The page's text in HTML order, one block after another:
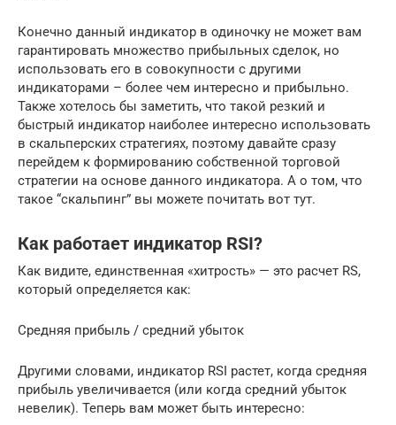
Конечно данный индикатор в одиночку не может вам
гарантировать множество прибыльных сделок, но
использовать его в совокупности с другими
индикаторами – более чем интересно и прибыльно.
Также хотелось бы заметить, что такой резкий и
быстрый индикатор наиболее интересно использовать
в скальперских стратегиях, поэтому давайте сразу
перейдем к формированию собственной торговой
стратегии на основе данного индикатора. А о том, что
такое “скальпинг” вы можете почитать вот тут.
Как работает индикатор RSI?
Как видите, единственная «хитрость» — это расчет RS,
который определяется как:
Средняя прибыль / средний убыток
Другими словами, индикатор RSI растет, когда средняя
прибыль увеличивается (или когда средний убыток
невелик). Теперь вам может быть интересно: